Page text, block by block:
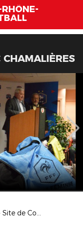
LAuRAFoot d'Elles - Site de Cournon